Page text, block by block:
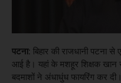
पटना: बिहार की राजधानी पटना
आई है। यहां के मशहूर शिक्षक खान
बदमाशों ने अंधाधुंध फायरिंग कर